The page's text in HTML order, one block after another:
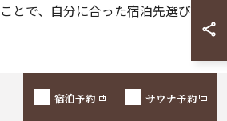
とで、自分に合った宿泊先選びが
に最適な高地ペンシ
宿泊予約 サウナ予約